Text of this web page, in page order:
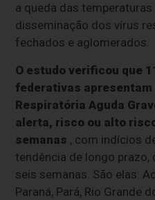
a queda das
disseminação dos vírus
fechados e aglomerados.
O estudo verificou que
federativas
Respiratória Aguda
alerta, risco ou alto
semanas , com indícios
tendência de longo
seis semanas. São elas:
Paraná, Pará, Rio Grande